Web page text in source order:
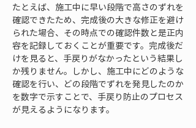
たとえば、施工中に早い段階で高さのずれを
確認できたため、完成後の大きな修正を避け
られた場合、その時点での確認件数と是正内
容を記録しておくことが重要です。完成後だ
けを見ると、手戻りがなかったという結果し
か残りません。しかし、施工中にどのような
確認を行い、どの段階でずれを発見したのか
を数字で示すことで、手戻り防止のプロセス
が見えるようになります。